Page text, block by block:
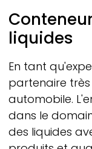
liquides
En tant
partenaire
automobile.
dans le
des liquides